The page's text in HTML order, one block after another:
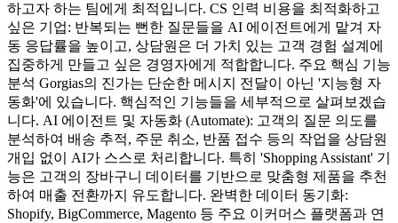
하고자 하는 팀에게 최적입니다. CS 인력 비용을 최적화하고
싶은 기업: 반복되는 뻔한 질문들을 AI 에이전트에게 맡겨 자
동 응답률을 높이고, 상담원은 더 가치 있는 고객 경험 설계에
집중하게 만들고 싶은 경영자에게 적합합니다. 주요 핵심 기능
분석 Gorgias의 진가는 단순한 메시지 전달이 아닌 '지능형 자
동화'에 있습니다. 핵심적인 기능들을 세부적으로 살펴보겠습
니다. AI 에이전트 및 자동화 (Automate): 고객의 질문 의도를
분석하여 배송 추적, 주문 취소, 반품 접수 등의 작업을 상담원
개입 없이 AI가 스스로 처리합니다. 특히 'Shopping Assistant' 기
능은 고객의 장바구니 데이터를 기반으로 맞춤형 제품을 추천
하여 매출 전환까지 유도합니다. 완벽한 데이터 동기화:
Shopify, BigCommerce, Magento 등 주요 이커머스 플랫폼과 연